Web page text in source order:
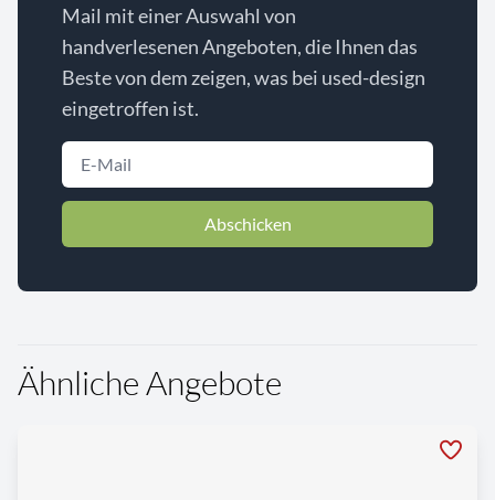
Mail mit einer Auswahl von
handverlesenen Angeboten, die Ihnen das
Beste von dem zeigen, was bei used-design
eingetroffen ist.
Abschicken
Ähnliche Angebote